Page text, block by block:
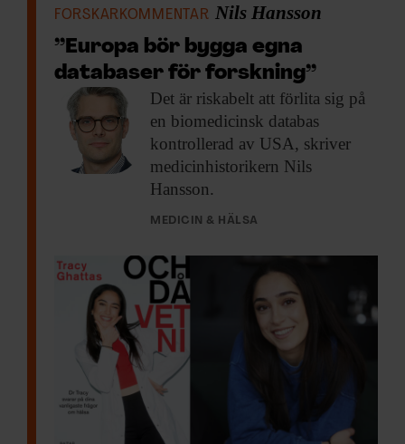
FORSKARKOMMENTAR Nils Hansson
”Europa bör bygga egna
databaser för forskning”
Det är riskabelt att förlita sig på
en biomedicinsk databas
kontrollerad av USA, skriver
medicinhistorikern Nils
Hansson.
MEDICIN & HÄLSA